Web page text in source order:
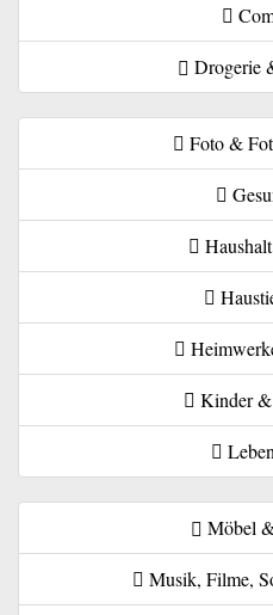
Drogerie
Foto &
Kinder
Möbel
Musik, Filme,